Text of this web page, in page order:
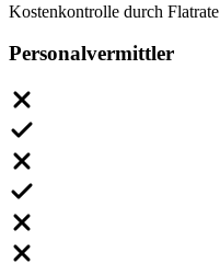
Kostenkontrolle durch Flatrate
Personalvermittler